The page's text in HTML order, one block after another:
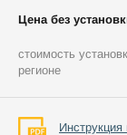
Цена без
стоимость
регионе
Инструкция